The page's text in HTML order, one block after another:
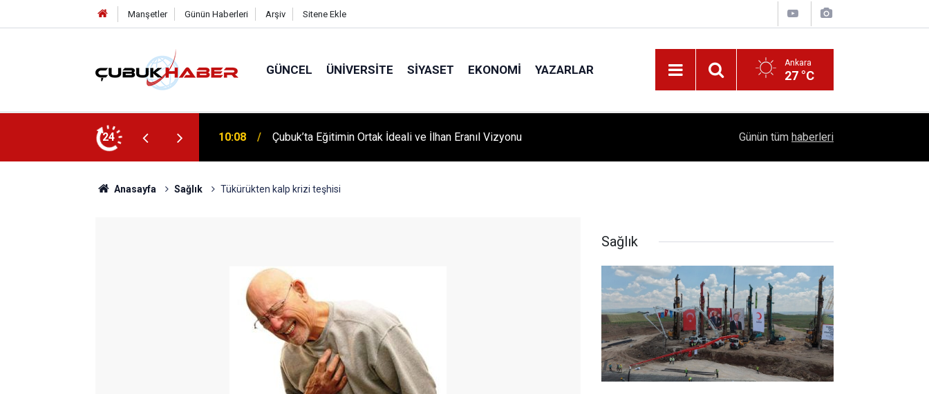
Manşetler Günün Haberleri Arşiv Sitene Ekle
GÜNCEL ÜNIVERSITE SIYASET EKONOMI YAZARLAR Ankara
27 °C
24 12:06 ÇUBUK’TA ‘YAZA MERHABA’ COŞKUSU: Kursiyerler Gönüllerince Eğlendi! 1504 Kep, Tek Bir Hedef: Bilim Kenti Çubuk
Günün tüm haberleri
Anasayfa Sağlık Tükürükten kalp krizi teşhisi
Sağlık